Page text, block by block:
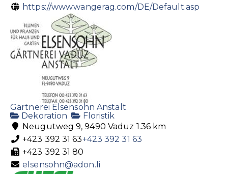
https://www.wangerag.com/DE/Default.asp
Gärtnerei Elsensohn Anstalt
Dekoration
Floristik
Neugutweg 9, 9490 Vaduz 1.36 km
+423 392 31 63+423 392 31 63
+423 392 31 80
elsensohn@adon.li